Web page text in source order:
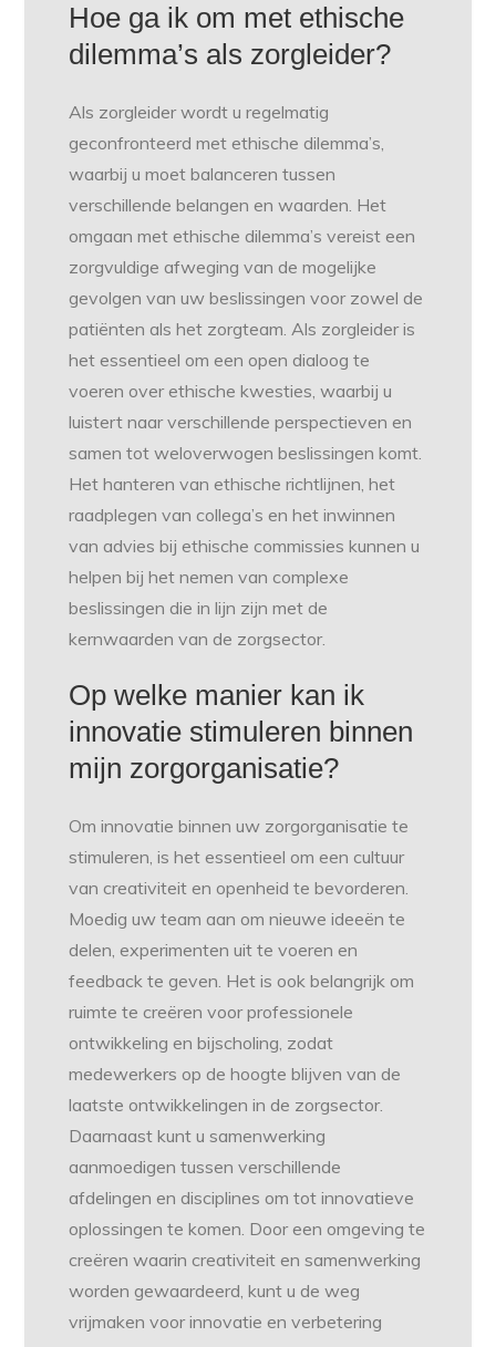
Hoe ga ik om met ethische
dilemma’s als zorgleider?
Als zorgleider wordt u regelmatig
geconfronteerd met ethische dilemma’s,
waarbij u moet balanceren tussen
verschillende belangen en waarden. Het
omgaan met ethische dilemma’s vereist een
zorgvuldige afweging van de mogelijke
gevolgen van uw beslissingen voor zowel de
patiënten als het zorgteam. Als zorgleider is
het essentieel om een open dialoog te
voeren over ethische kwesties, waarbij u
luistert naar verschillende perspectieven en
samen tot weloverwogen beslissingen komt.
Het hanteren van ethische richtlijnen, het
raadplegen van collega’s en het inwinnen
van advies bij ethische commissies kunnen u
helpen bij het nemen van complexe
beslissingen die in lijn zijn met de
kernwaarden van de zorgsector.
Op welke manier kan ik
innovatie stimuleren binnen
mijn zorgorganisatie?
Om innovatie binnen uw zorgorganisatie te
stimuleren, is het essentieel om een cultuur
van creativiteit en openheid te bevorderen.
Moedig uw team aan om nieuwe ideeën te
delen, experimenten uit te voeren en
feedback te geven. Het is ook belangrijk om
ruimte te creëren voor professionele
ontwikkeling en bijscholing, zodat
medewerkers op de hoogte blijven van de
laatste ontwikkelingen in de zorgsector.
Daarnaast kunt u samenwerking
aanmoedigen tussen verschillende
afdelingen en disciplines om tot innovatieve
oplossingen te komen. Door een omgeving te
creëren waarin creativiteit en samenwerking
worden gewaardeerd, kunt u de weg
vrijmaken voor innovatie en verbetering